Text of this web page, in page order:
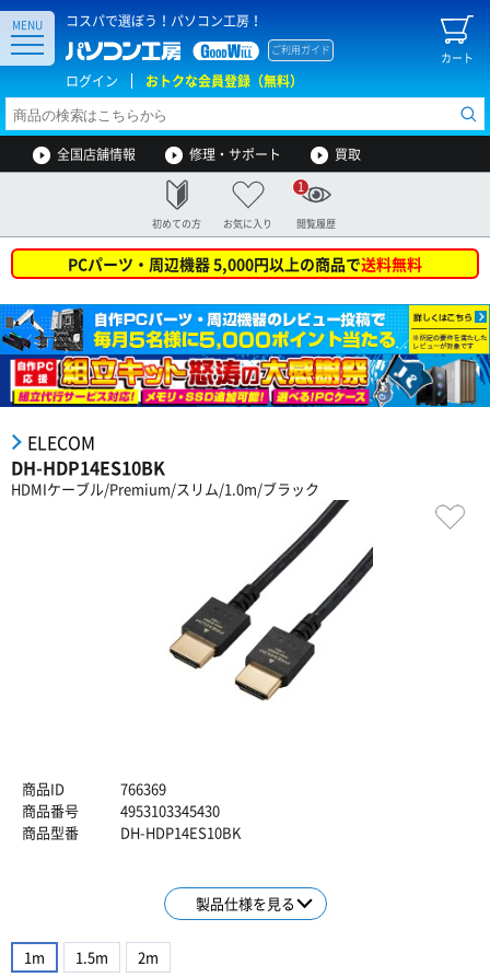
コスパで選ぼう！パソコン工房！
カート
ご利用ガイド
ログイン おトクな会員登録（無料）
MENU
全国店舗情報 修理・サポート 買取
初めての方 お気に入り 閲覧履歴
1
PCパーツ・周辺機器 5,000円以上の商品で送料無料
ELECOM
DH-HDP14ES10BK
HDMIケーブル/Premium/スリム/1.0m/ブラック
商品ID
766369
商品番号
4953103345430
商品型番
DH-HDP14ES10BK
製品仕様を見る
1m 1.5m 2m